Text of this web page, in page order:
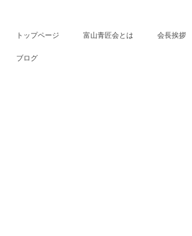
トップページ 富山青匠会とは 会長挨拶
ブログ